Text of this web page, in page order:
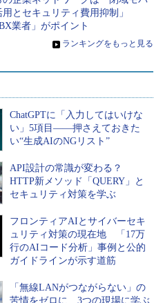
とセキュリティ費用抑制」
業者」がポイント
» ランキングをもっと見る
ChatGPTに「入力してはいけな
い」5項目――押さえておきた
い“生成AIのNGリスト”
API設計の常識が変わる？
HTTP新メソッド「QUERY」と
セキュリティ対策を学ぶ
フロンティアAIとサイバーセキ
ュリティ対策の現在地 「17万
行のAIコード分析」事例と公的
ガイドラインが示す道筋
「無線LANがつながらない」の
苦情をゼロに 3つの現場に学ぶ